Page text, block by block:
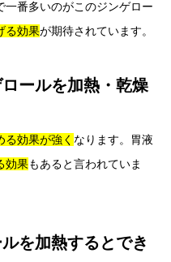
番多いのがこのジンゲロー
る効果が期待されています。
ールを加熱・乾燥
る効果が強く なります。胃液
効果もあると言われていま
を加熱するとでき